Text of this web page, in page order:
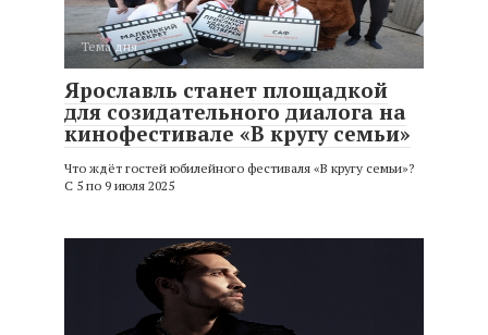
Тема дня
Ярославль станет площадкой
для созидательного диалога на
кинофестивале «В кругу семьи»
Что ждёт гостей юбилейного фестиваля «В кругу семьи»?
С 5 по 9 июля 2025